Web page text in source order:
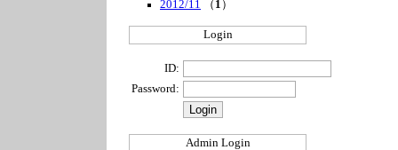
2012/11 （ 1 ）
Login
ID:
Password:
Admin Login